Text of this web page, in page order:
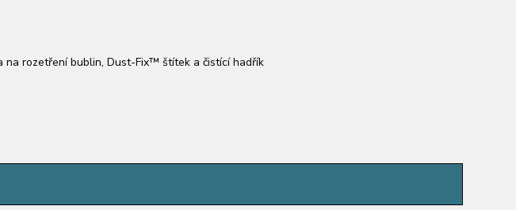
rozetření bublin, Dust-Fix™ štítek a čistící hadřík